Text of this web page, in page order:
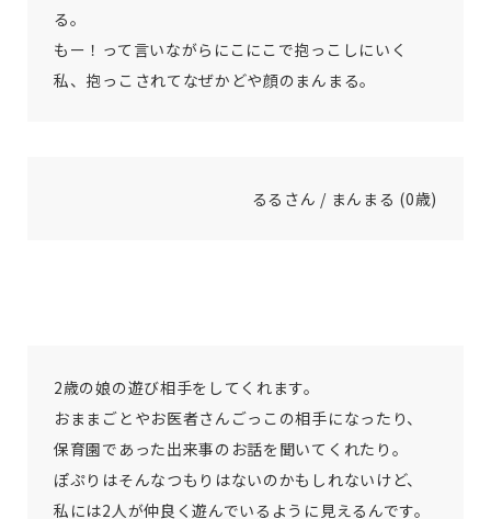
る。
もー！って言いながらにこにこで抱っこしにいく
私、抱っこされてなぜかどや顔のまんまる。
るるさん / まんまる (0歳)
2歳の娘の遊び相手をしてくれます。
おままごとやお医者さんごっこの相手になったり、
保育園であった出来事のお話を聞いてくれたり。
ぽぷりはそんなつもりはないのかもしれないけど、
私には2人が仲良く遊んでいるように見えるんです。